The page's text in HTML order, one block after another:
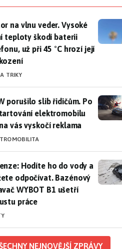
na vlnu veder. Vysoké letní
na vlnu veder. Vysoké
teploty škodí baterii
už při 45 °C hrozí její
TRIKY
porušilo slib řidičům. Po
porušilo slib řidičům. Po
elektromobilu
vás vyskočí reklama
Hodíte ho do vody a
Hodíte ho do vody a
odpočívat. Bazénový
WYBOT B1 ušetří
práce
NEJNOVĚJŠÍ ZPRÁVY